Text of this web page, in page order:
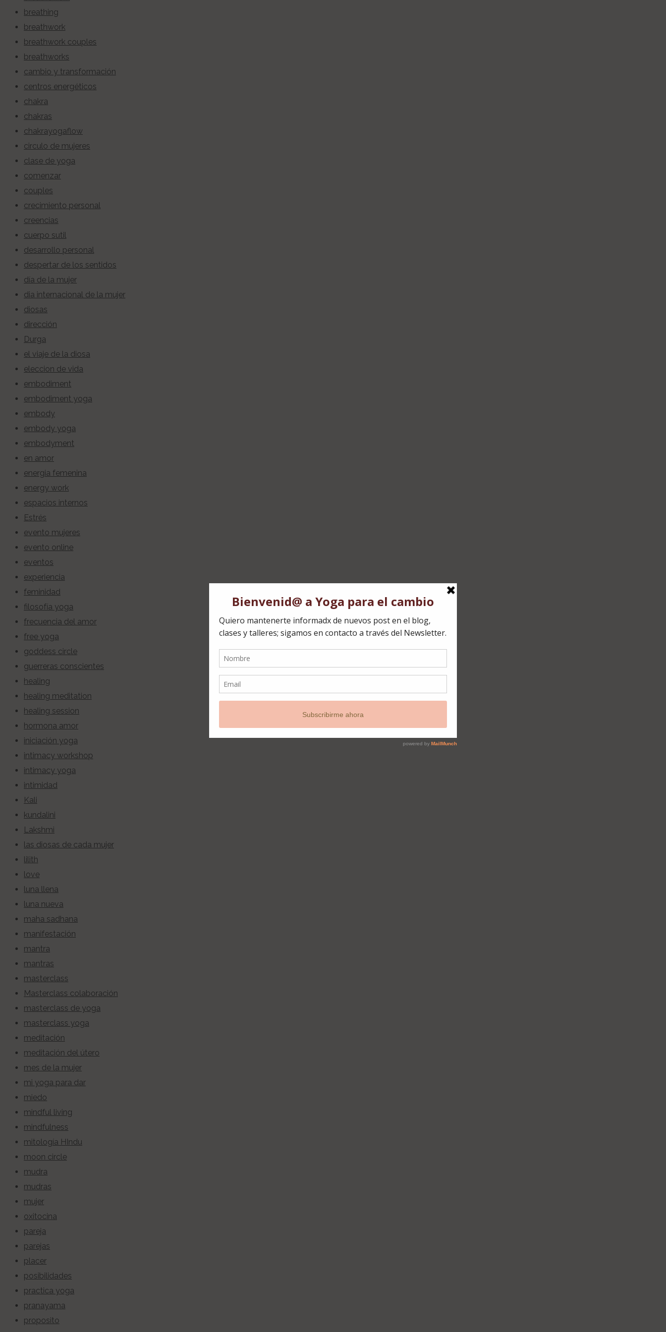
breathing
breathwork
breathwork couples
breathworks
cambio y transformación
centros energéticos
chakra
chakras
chakrayogaflow
circulo de mujeres
clase de yoga
comenzar
couples
crecimiento personal
creencias
cuerpo sutil
desarrollo personal
despertar de los sentidos
día de la mujer
dia internacional de la mujer
diosas
dirección
Durga
el viaje de la diosa
eleccion de vida
embodiment
embodiment yoga
embody
embody yoga
embodyment
en amor
energia femenina
energy work
espacios internos
Estrés
evento mujeres
evento online
eventos
experiencia
feminidad
filosofía yoga
frecuencia del amor
free yoga
goddess circle
guerreras conscientes
healing
healing meditation
healing session
hormona amor
iniciación yoga
intimacy workshop
intimacy yoga
intimidad
Kali
kundalini
Lakshmi
las diosas de cada mujer
lilith
love
luna llena
luna nueva
maha sadhana
manifestación
mantra
mantras
masterclass
Masterclass colaboración
masterclass de yoga
masterclass yoga
meditación
meditación del útero
mes de la mujer
mi yoga para dar
miedo
mindful living
mindfulness
mitología HIndu
moon circle
mudra
mudras
mujer
oxitocina
pareja
parejas
placer
posibilidades
practica yoga
pranayama
proposito